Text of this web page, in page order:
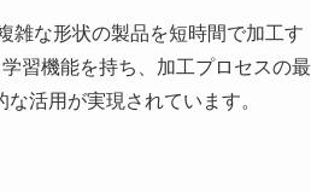
雑な形状の製品を短時間で加工す
習機能を持ち、加工プロセスの最
活用が実現されています。